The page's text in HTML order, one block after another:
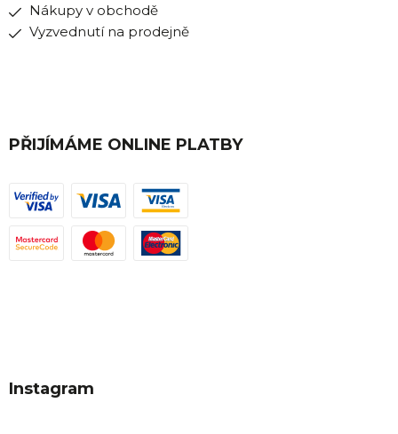
Nákupy v obchodě
Vyzvednutí na prodejně
PŘIJÍMÁME ONLINE PLATBY
Instagram